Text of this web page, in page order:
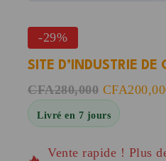
-29%
SITE D’INDUSTRIE DE
CFA280,000 CFA
Livré en 7 jours
9 produits vendus au
Vente rapide ! Plus